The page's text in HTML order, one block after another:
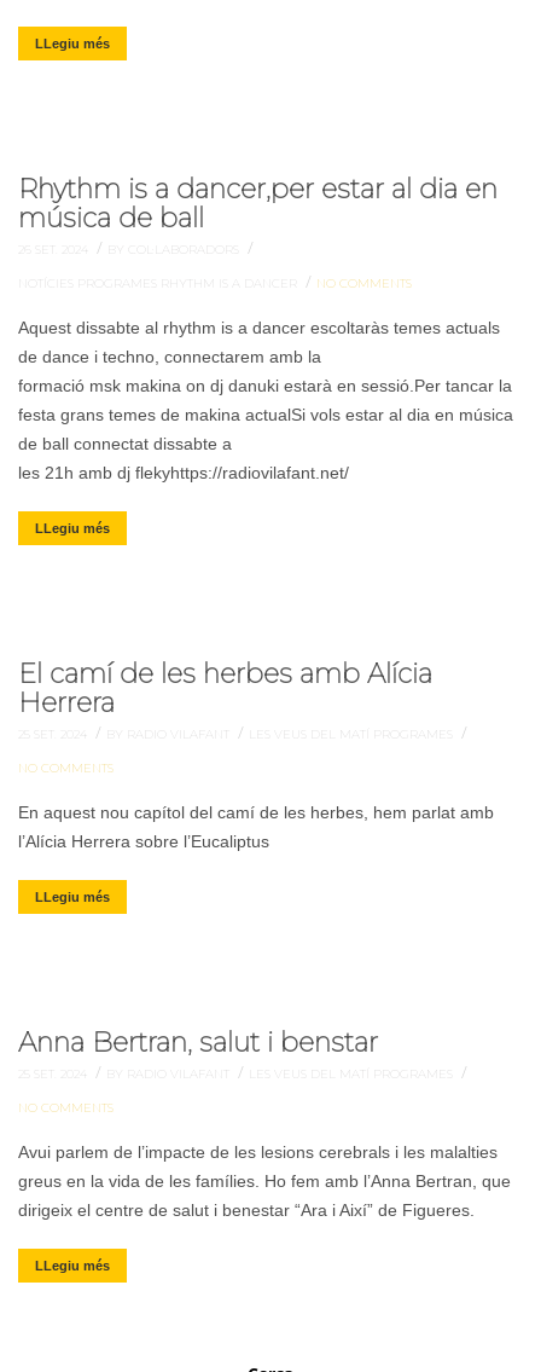
LLegiu més
Rhythm is a dancer,per estar al dia en
música de ball
26 SET. 2024 / BY COL·LABORADORS /
NOTÍCIES PROGRAMES RHYTHM IS A DANCER / NO COMMENTS
Aquest dissabte al rhythm is a dancer escoltaràs temes actuals
de dance i techno, connectarem amb la
formació msk makina on dj danuki estarà en sessió.Per tancar la
festa grans temes de makina actualSi vols estar al dia en música
de ball connectat dissabte a
les 21h amb dj flekyhttps://radiovilafant.net/
LLegiu més
El camí de les herbes amb Alícia
Herrera
25 SET. 2024 / BY RADIO VILAFANT / LES VEUS DEL MATÍ PROGRAMES /
NO COMMENTS
En aquest nou capítol del camí de les herbes, hem parlat amb
l’Alícia Herrera sobre l’Eucaliptus
LLegiu més
Anna Bertran, salut i benstar
25 SET. 2024 / BY RADIO VILAFANT / LES VEUS DEL MATÍ PROGRAMES /
NO COMMENTS
Avui parlem de l’impacte de les lesions cerebrals i les malalties
greus en la vida de les famílies. Ho fem amb l’Anna Bertran, que
dirigeix el centre de salut i benestar “Ara i Així” de Figueres.
LLegiu més